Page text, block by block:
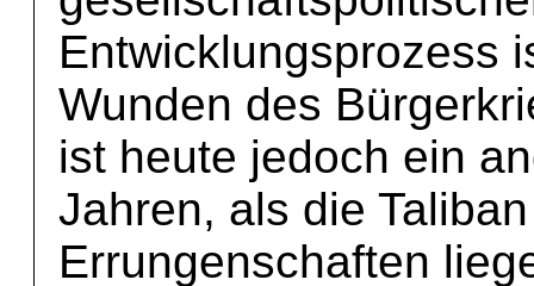
Entwicklungsprozess
Wunden des
ist heute jedoch ein
Jahren, als die
Errungenschaften